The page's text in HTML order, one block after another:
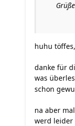
huhu töffes,
danke für
was
schon
na aber
werd leider